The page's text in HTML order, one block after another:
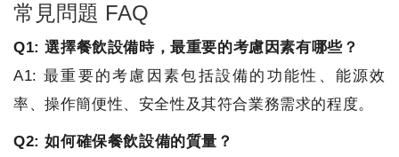
常見問題 FAQ
Q1: 選擇餐飲設備時，最重要的考慮因素有哪些？
A1: 最重要的考慮因素包括設備的功能性、能源效
率、操作簡便性、安全性及其符合業務需求的程度。
Q2: 如何確保餐飲設備的質量？